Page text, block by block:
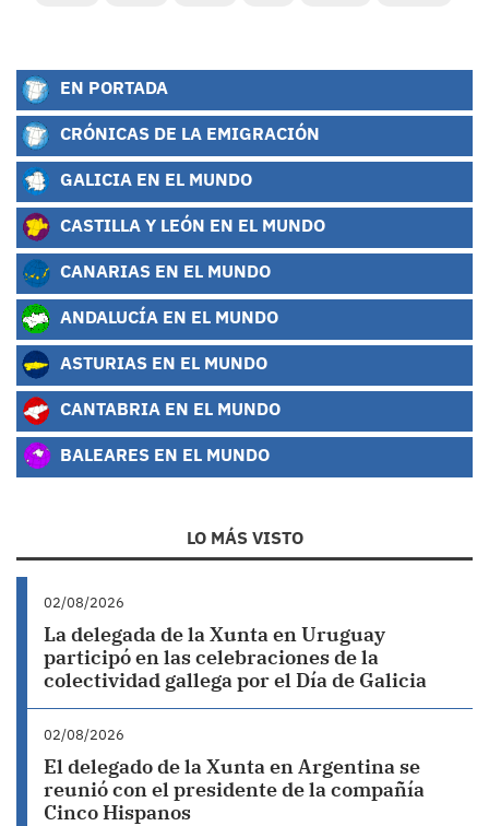
EN PORTADA
CRÓNICAS DE LA EMIGRACIÓN
GALICIA EN EL MUNDO
CASTILLA Y LEÓN EN EL MUNDO
CANARIAS EN EL MUNDO
ANDALUCÍA EN EL MUNDO
ASTURIAS EN EL MUNDO
CANTABRIA EN EL MUNDO
BALEARES EN EL MUNDO
LO MÁS VISTO
02/08/2026
La delegada de la Xunta en Uruguay
participó en las celebraciones de la
colectividad gallega por el Día de Galicia
02/08/2026
El delegado de la Xunta en Argentina se
reunió con el presidente de la compañía
Cinco Hispanos